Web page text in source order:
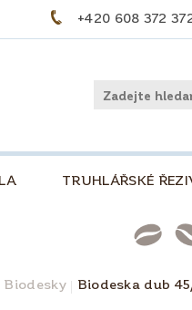
+420 608 372
TRUHLÁŘSKÉ
500
Biodesky Biodeska dub